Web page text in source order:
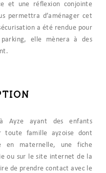
et une réflexion conjointe
permettra d’aménager cet
a été rendue pour
elle mènera à des
Ayze ayant des enfants
toute famille ayzoise dont
en maternelle, une fiche
ou sur le site internet de la
de prendre contact avec le